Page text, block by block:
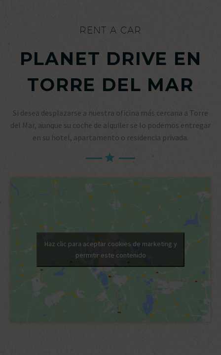
RENT A CAR
PLANET DRIVE EN
TORRE DEL MAR
Si desea desplazarse a nuestra oficina más cercana a Torre
del Mar, aunque su coche de alquiler se lo podemos entregar
en su hotel, apartamento o residencia privada.
Haz clic para aceptar cookies de marketing y
permitir este contenido